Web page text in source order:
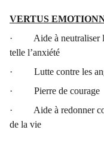
VERTUS
· Aide à neutraliser
telle l’anxiété
· Lutte contre les
· Pierre de courage
· Aide à redonner
de la vie